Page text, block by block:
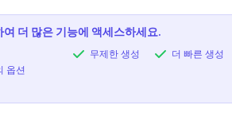
더 많은 기능에 액세스하세요.
옵션
무제한 생성 더 빠른 생성